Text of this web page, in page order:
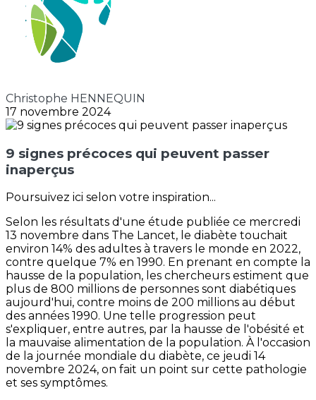
Christophe HENNEQUIN
17 novembre 2024
9 signes précoces qui peuvent passer
inaperçus
Poursuivez ici selon votre inspiration...
Selon les résultats d'une étude publiée ce mercredi
13 novembre dans The Lancet, le diabète touchait
environ 14% des adultes à travers le monde en 2022,
contre quelque 7% en 1990. En prenant en compte la
hausse de la population, les chercheurs estiment que
plus de 800 millions de personnes sont diabétiques
aujourd'hui, contre moins de 200 millions au début
des années 1990. Une telle progression peut
s'expliquer, entre autres, par la hausse de l'obésité et
la mauvaise alimentation de la population. À l'occasion
de la journée mondiale du diabète, ce jeudi 14
novembre 2024, on fait un point sur cette pathologie
et ses symptômes.